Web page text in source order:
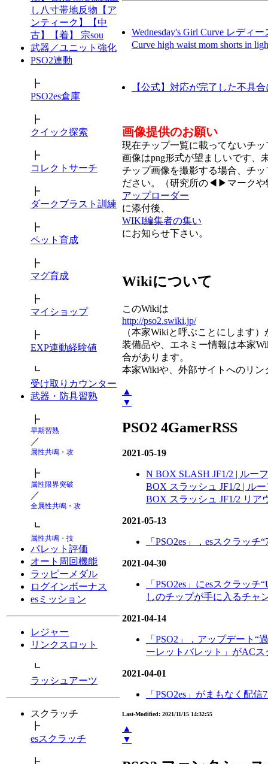
し八寸帯地反物【ア
ンティーク】【中
古】【着】 宗sou
武器／ユニット強化
PSO2連動
┣
PSO2es倉庫
┣
クイック探索
┣
コレクトサーチ
┣
ダークブラスト訓練
┣
ペット育成
┣
マグ育成
┣
マイショップ
┣
EXP連動経験値
┗
受け取りカウンター
武器・防具習熟
┣
早期習熟
／
属性共鳴・攻
┣
属性限界突破
／
全属性共鳴・攻
┗
属性共鳴・技
パレット評価
オート周回機能
ラッピーメダル
ログインボーナス
esミッション
レジャー
リンクスロット
┗
ラッシュアーツ
スクラッチ
┣
esスクラッチ
┣
Wednesday's Girl Curve レディ
Curve high waist mom shorts in
【公式】対応が完了した不具
画像提供のお願い
現在チップ一覧に載ってないチ
画像はpng形式が望ましいです、
チップ画像を撮影する場合、チ
ださい。（研究所の◀▶マークや
アップローダー
に添付後、
WIKI編集者の集い
にお知らせ下さい。
Wikiについて
このWikiは
http://pso2.swiki.jp/
（本家Wikiと呼ぶことにします
装備品や、エネミー情報は本家
合があります。
本家Wikiや、外部サイトへのリ
▲
▼
PSO2 4GamerRSS
2021-05-19
N BOX SLASH JF1/2 | ルー
BOX スラッシュ JF1/2 | ル
BOX スラッシュ JF1/2 リア
2021-05-13
「PSO2es」，esスクラッ
2021-04-30
「PSO2es」にesスクラッ
しのチップが手に入るチャ
2021-04-14
「PSO2」，アップデート“
ーレットバレット」がAC
2021-04-01
「PSO2es」がまもなく配
Last-Modified: 2021/11/15 14:32:55
▲
▼